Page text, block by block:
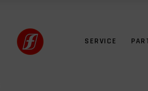
SERVICE